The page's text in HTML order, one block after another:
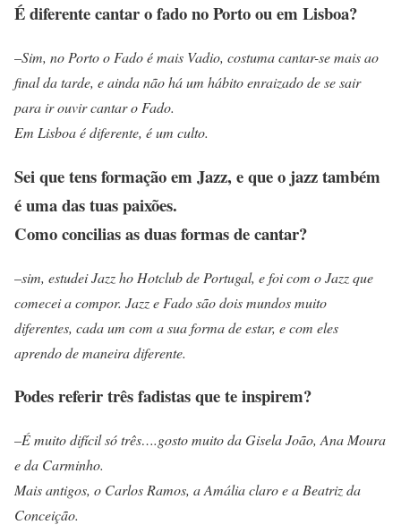
É diferente cantar o fado no Porto ou em Lisboa?
–Sim, no Porto o Fado é mais Vadio, costuma cantar-se mais ao
final da tarde, e ainda não há um hábito enraizado de se sair
para ir ouvir cantar o Fado.
Em Lisboa é diferente, é um culto.
Sei que tens formação em Jazz, e que o jazz também
é uma das tuas paixões.
Como concilias as duas formas de cantar?
–sim, estudei Jazz ho Hotclub de Portugal, e foi com o Jazz que
comecei a compor. Jazz e Fado são dois mundos muito
diferentes, cada um com a sua forma de estar, e com eles
aprendo de maneira diferente.
Podes referir três fadistas que te inspirem?
–É muito difícil só três….gosto muito da Gisela João, Ana Moura
e da Carminho.
Mais antigos, o Carlos Ramos, a Amália claro e a Beatriz da
Conceição.